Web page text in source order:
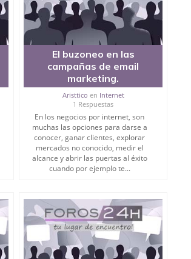
El buzoneo en las
campañas de email
marketing.
Aristtico en Internet
1 Respuestas
En los negocios por internet, son
muchas las opciones para darse a
conocer, ganar clientes, explorar
mercados no conocido, medir el
alcance y abrir las puertas al éxito
cuando por ejemplo te...